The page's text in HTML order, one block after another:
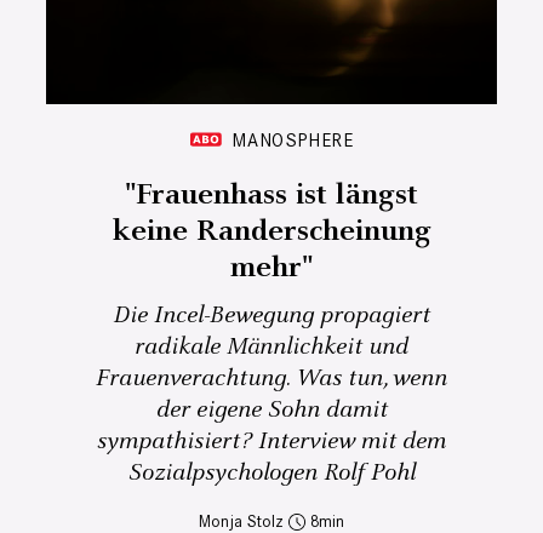
MANOSPHERE
"Frauenhass ist längst
keine Randerscheinung
mehr"
Die Incel-Bewegung propagiert
radikale Männlichkeit und
Frauenverachtung. Was tun, wenn
der eigene Sohn damit
sympathisiert? Interview mit dem
Sozialpsychologen Rolf Pohl
Monja Stolz 8